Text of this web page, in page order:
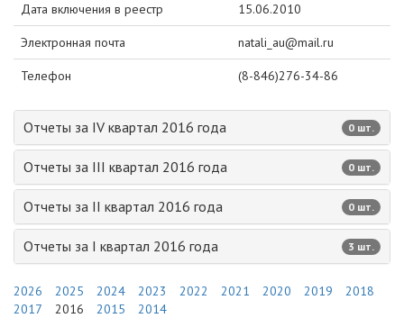
Дата включения в реестр 15.06.2010
Электронная почта natali_au@mail.ru
Телефон (8-846)276-34-86
Отчеты за IV квартал 2016 года 0 шт.
Отчеты за III квартал 2016 года 0 шт.
Отчеты за II квартал 2016 года 0 шт.
Отчеты за I квартал 2016 года 3 шт.
2026 2025 2024 2023 2022 2021 2020 2019
2018
2017
2016 2015 2014